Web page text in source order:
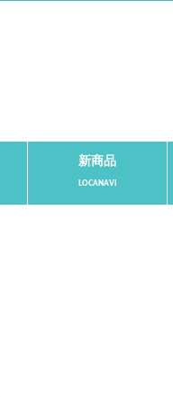
新商品